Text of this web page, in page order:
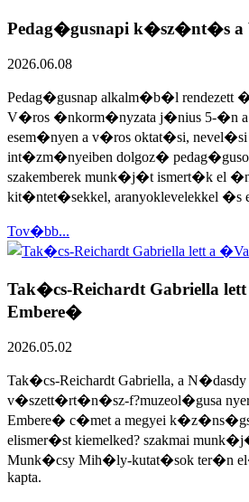
Pedag�gusnapi k�sz�nt�s
2026.06.08
Pedag�gusnap alkalm�b�l
V�ros �nkorm�nyzata j�nius 5-�n
esem�nyen a v�ros oktat�si,
int�zm�nyeiben dolgoz�
szakemberek munk�j�t ismert�k el
kit�ntet�sekkel, aranyoklevelekkel
Tov�bb...
Tak�cs-Reichardt Gabriella
Embere�
2026.05.02
Tak�cs-Reichardt Gabriella, a
v�szett�rt�n�sz-f?muzeol�gusa
Embere� c�met a megyei
elismer�st kiemelked? szakmai
Munk�csy Mih�ly-kutat�sok ter�n
kapta.